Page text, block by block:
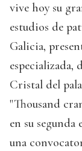
vive hoy su
estudios de
Galicia,
especializada,
Cristal del
"Thousand
en su
una